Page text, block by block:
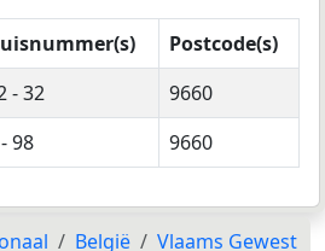
Postcode(s)
- 32
9660
98 9660
België
Vlaams Gewest